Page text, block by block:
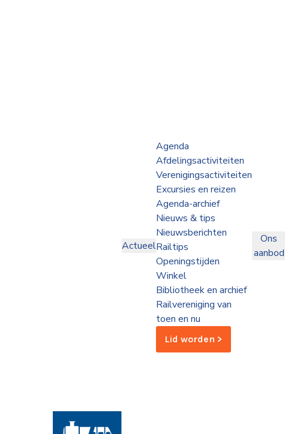
Actueel
Agenda
Afdelingsactiviteiten
Verenigingsactiviteiten
Excursies en reizen
Agenda-archief
Nieuws & tips
Nieuwsberichten
Railtips
Openingstijden
Winkel
Bibliotheek en archief
Railvereniging van
toen en nu
Lid worden >
Ons
aanbod